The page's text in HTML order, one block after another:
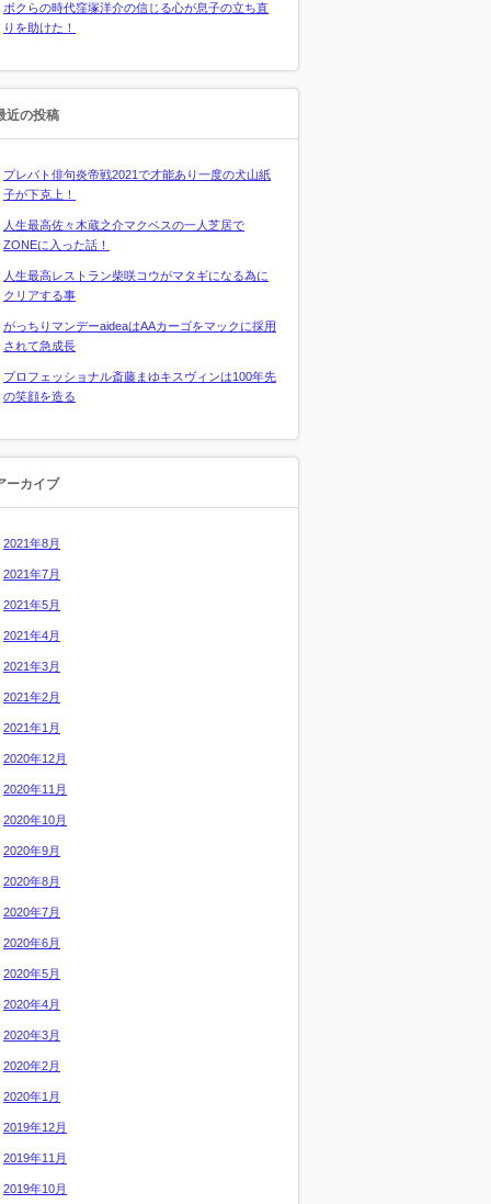
ボクらの時代窪塚洋介の信じる心が息子の立ち直
りを助けた！
近の投稿
プレバト俳句炎帝戦2021で才能あり一度の犬山紙
子が下克上！
人生最高佐々木蔵之介マクベスの一人芝居で
ZONEに入った話！
人生最高レストラン柴咲コウがマタギになる為に
クリアする事
がっちりマンデーaideaはAAカーゴをマックに採用
されて急成長
プロフェッショナル斎藤まゆキスヴィンは100年先
の笑顔を造る
ーカイブ
2021年8月
2021年7月
2021年5月
2021年4月
2021年3月
2021年2月
2021年1月
2020年12月
2020年11月
2020年10月
2020年9月
2020年8月
2020年7月
2020年6月
2020年5月
2020年4月
2020年3月
2020年2月
2020年1月
2019年12月
2019年11月
2019年10月